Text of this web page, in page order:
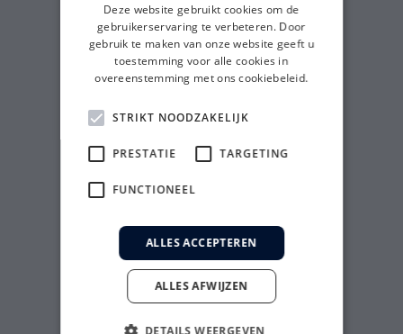
Deze website gebruikt cookies om de
gebruikerservaring te verbeteren. Door
gebruik te maken van onze website geeft u
toestemming voor alle cookies in
overeenstemming met ons cookiebeleid.
STRIKT NOODZAKELIJK
PRESTATIE TARGETING
FUNCTIONEEL
ALLES ACCEPTEREN
ALLES AFWIJZEN
DETAILS WEERGEVEN